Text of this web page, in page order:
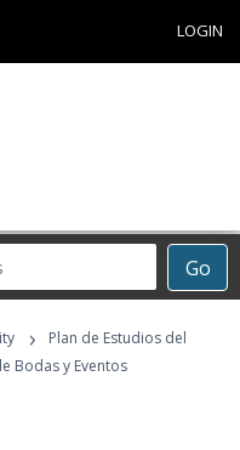
LOGIN
Go
›
Plan de Estudios del
Bodas y Eventos